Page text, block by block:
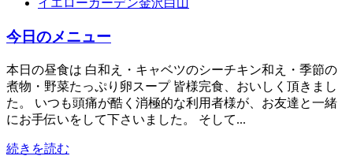
イエローガーデン金沢白山
今日のメニュー
本日の昼食は 白和え・キャベツのシーチキン和え・季節の
煮物・野菜たっぷり卵スープ 皆様完食、おいしく頂きまし
た。 いつも頭痛が酷く消極的な利用者様が、お友達と一緒
にお手伝いをして下さいました。 そして...
続きを読む